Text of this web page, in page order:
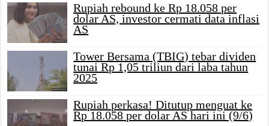
Rupiah rebound ke Rp 18.058 per
dolar AS, investor cermati data inflasi
AS
Tower Bersama (TBIG) tebar dividen
tunai Rp 1,05 triliun dari laba tahun
2025
Rupiah perkasa! Ditutup menguat ke
Rp 18.058 per dolar AS hari ini (9/6)